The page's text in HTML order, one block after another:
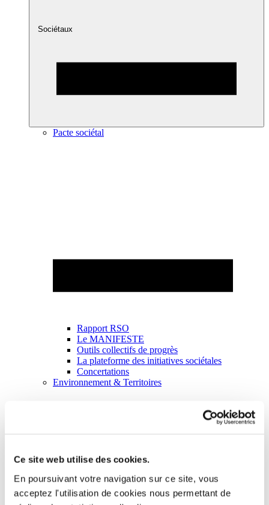
Ce site web utilise des cookies.
En poursuivant votre navigation sur ce site, vous
acceptez l'utilisation de cookies nous permettant de
Sociétaux
Pacte sociétal
Rapport RSO
Le MANIFESTE
Outils collectifs de progrès
La plateforme des initiatives sociétales
Concertations
Environnement & Territoires